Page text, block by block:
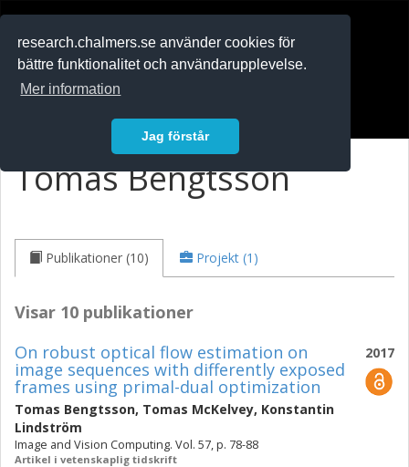
research.chalmers.se använder cookies för
bättre funktionalitet och användarupplevelse.
Mer information
Jag förstår
Tomas Bengtsson
Publikationer (10) Projekt (1)
Visar 10 publikationer
2017
On robust optical flow estimation on
image sequences with differently exposed
frames using primal-dual optimization
Tomas Bengtsson, Tomas McKelvey, Konstantin
Lindström
Image and Vision Computing. Vol. 57, p. 78-88
Artikel i vetenskaplig tidskrift